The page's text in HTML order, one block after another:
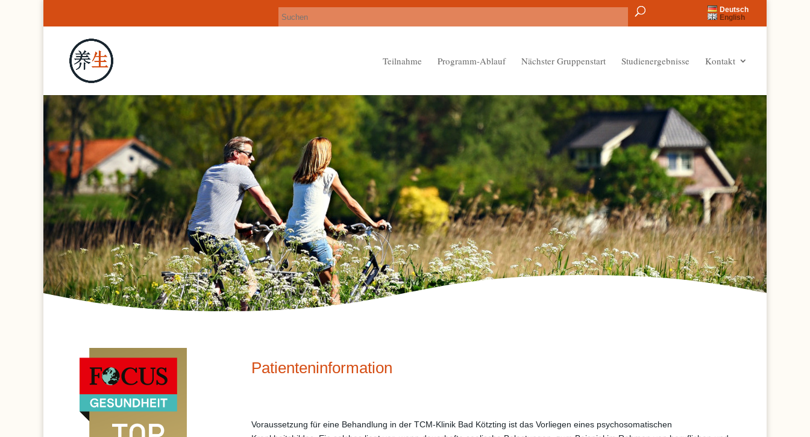
Deutsch
English
Teilnahme Programm-Ablauf Nächster Gruppenstart Studienergebnisse Kontakt
Patienteninformation
Voraussetzung für eine Behandlung in der TCM-Klinik Bad Kötzting ist das Vorliegen eines psychosomatischen